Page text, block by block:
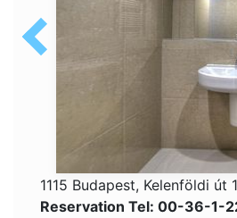
1115 Budapest, Kelenföldi út
Reservation Tel: 00-36-1-